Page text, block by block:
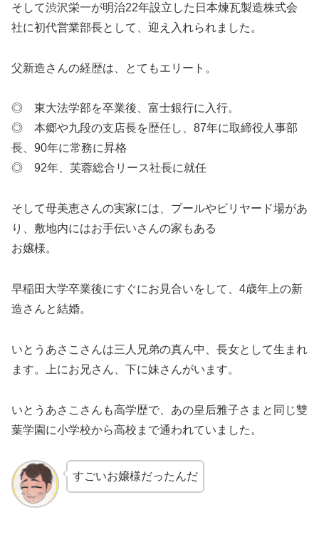
そして渋沢栄一が明治22年設立した日本煉瓦製造株式会
社に初代営業部長として、迎え入れられました。
父新造さんの経歴は、とてもエリート。
◎ 東大法学部を卒業後、富士銀行に入行。
◎ 本郷や九段の支店長を歴任し、87年に取締役人事部
長、90年に常務に昇格
◎ 92年、芙蓉総合リース社長に就任
そして母美恵さんの実家には、プールやビリヤード場があ
り、敷地内にはお手伝いさんの家もある
お嬢様。
早稲田大学卒業後にすぐにお見合いをして、4歳年上の新
造さんと結婚。
いとうあさこさんは三人兄弟の真ん中、長女として生まれ
ます。上にお兄さん、下に妹さんがいます。
いとうあさこさんも高学歴で、あの皇后雅子さまと同じ雙
葉学園に小学校から高校まで通われていました。
すごいお嬢様だったんだ